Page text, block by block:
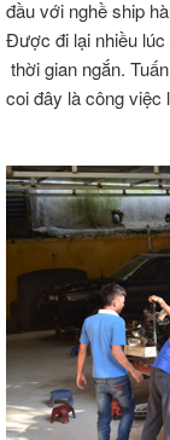
đầu với nghề ship
Được đi lại nhiều lúc
thời gian ngắn.
coi đây là công việc